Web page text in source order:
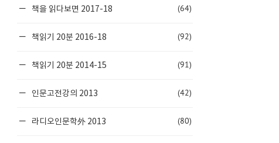
책을 읽다보면 2017-18 (64)
책읽기 20분 2016-18 (92)
책읽기 20분 2014-15 (91)
인문고전강의 2013 (42)
라디오인문학外 2013 (80)